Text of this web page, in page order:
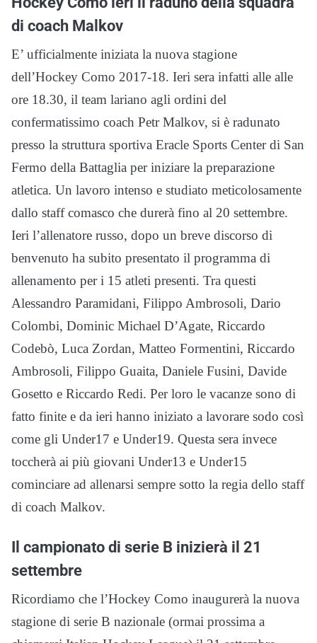
di coach Malkov
E’ ufficialmente iniziata la nuova stagione
dell’Hockey Como 2017-18. Ieri sera infatti alle alle
ore 18.30, il team lariano agli ordini del
confermatissimo coach Petr Malkov, si è radunato
presso la struttura sportiva Eracle Sports Center di San
Fermo della Battaglia per iniziare la preparazione
atletica. Un lavoro intenso e studiato meticolosamente
dallo staff comasco che durerà fino al 20 settembre.
Ieri l’allenatore russo, dopo un breve discorso di
benvenuto ha subito presentato il programma di
allenamento per i 15 atleti presenti. Tra questi
Alessandro Paramidani, Filippo Ambrosoli, Dario
Colombi, Dominic Michael D’Agate, Riccardo
Codebò, Luca Zordan, Matteo Formentini, Riccardo
Ambrosoli, Filippo Guaita, Daniele Fusini, Davide
Gosetto e Riccardo Redi. Per loro le vacanze sono di
fatto finite e da ieri hanno iniziato a lavorare sodo così
come gli Under17 e Under19. Questa sera invece
toccherà ai più giovani Under13 e Under15
cominciare ad allenarsi sempre sotto la regia dello staff
di coach Malkov.
Il campionato di serie B inizierà il 21
settembre
Ricordiamo che l’Hockey Como inaugurerà la nuova
stagione di serie B nazionale (ormai prossima a